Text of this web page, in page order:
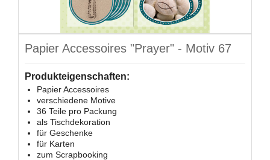
Papier Accessoires "Prayer" - Motiv 67
Produkteigenschaften:
Papier Accessoires
verschiedene Motive
36 Teile pro Packung
als Tischdekoration
für Geschenke
für Karten
zum Scrapbooking